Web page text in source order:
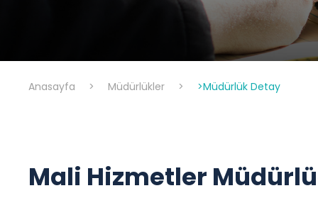
Anasayfa > Müdürlükler > >Müdürlük Detay
Mali Hizmetler